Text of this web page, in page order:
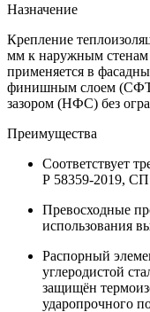
Назначение
Крепление
мм к наружным
применяется в
финишным слоем
зазором (НФС) без
Преимущества
Соответствует
Р 58359-2019, СП
Превосходные
использования
Распорный
углеродистой
защищён
ударопрочного